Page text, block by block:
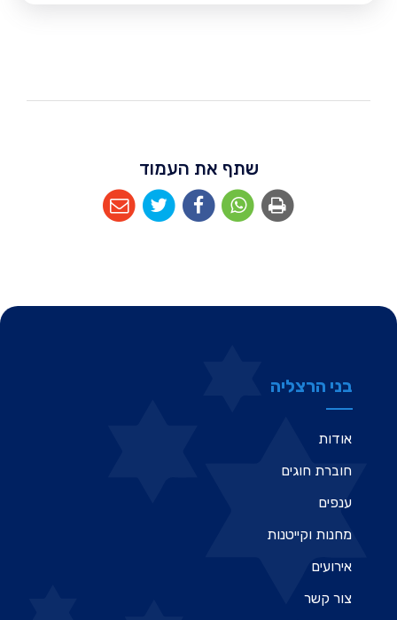
שתף את העמוד
בני הרצליה
אודות
חוברת חוגים
ענפים
מחנות וקייטנות
אירועים
צור קשר